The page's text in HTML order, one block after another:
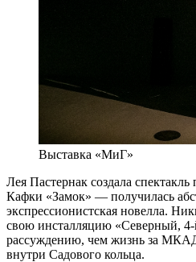
Выставка «МиГ»
Лея Пастернак создала
Кафки «Замок» — получилась
экспрессионистская новелла.
свою инсталляцию «Северный,
рассуждению, чем жизнь за
внутри Садового кольца.